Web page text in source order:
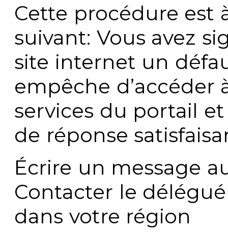
Cette procédure est
suivant: Vous avez
site internet un
empêche
services du portail
de réponse
Écrire un message
Contacter le
dans votre région